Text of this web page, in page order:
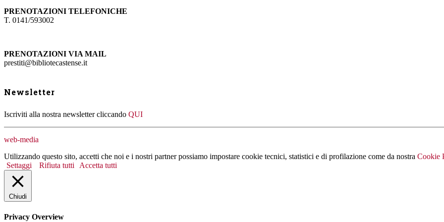
PRENOTAZIONI TELEFONICHE
T. 0141/593002
PRENOTAZIONI VIA MAIL
prestiti@bibliotecastense.it
Newsletter
Iscriviti alla nostra newsletter cliccando QUI
web-media
Utilizzando questo sito, accetti che noi e i nostri partner possiamo impostare cookie tecnici, statistici e di profilazione come da nostra Cookie
Settaggi
Rifiuta tutti Accetta tutti
Chiudi
Privacy Overview